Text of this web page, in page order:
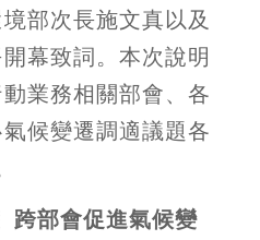
部次長施文真以及
幕致詞。本次說明
業務相關部會、各
候變遷調適議題各
跨部會促進氣候變